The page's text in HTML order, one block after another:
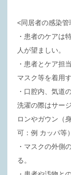
<同居者の感染管
・患者のケアは
人が望ましい。
・患者とケア担
マスク等を着用す
・口腔内、気道
洗濯の際はサー
ロンやガウン（
可：例 カッパ等
・マスクの外側
る。